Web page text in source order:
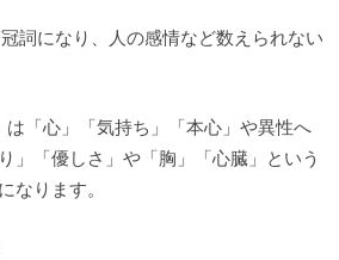
詞になり、人の感情など数えられない
「心」「気持ち」「本心」や異性へ
」「優しさ」や「胸」「心臓」という
なります。